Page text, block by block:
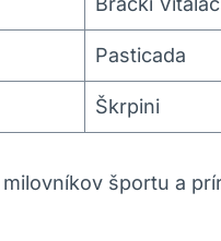
Pasticada
Škrpini